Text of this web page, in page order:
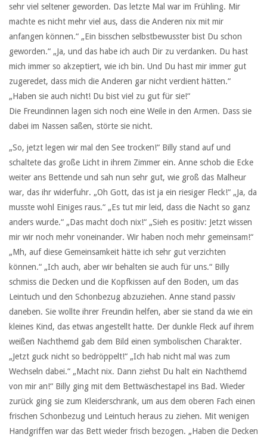
sehr viel seltener geworden. Das letzte Mal war im Frühling. Mir
machte es nicht mehr viel aus, dass die Anderen nix mit mir
anfangen können.“ „Ein bisschen selbstbewusster bist Du schon
geworden.“ „Ja, und das habe ich auch Dir zu verdanken. Du hast
mich immer so akzeptiert, wie ich bin. Und Du hast mir immer gut
zugeredet, dass mich die Anderen gar nicht verdient hätten.“
„Haben sie auch nicht! Du bist viel zu gut für sie!“
Die Freundinnen lagen sich noch eine Weile in den Armen. Dass sie
dabei im Nassen saßen, störte sie nicht.
„So, jetzt legen wir mal den See trocken!“ Billy stand auf und
schaltete das große Licht in ihrem Zimmer ein. Anne schob die Ecke
weiter ans Bettende und sah nun sehr gut, wie groß das Malheur
war, das ihr widerfuhr. „Oh Gott, das ist ja ein riesiger Fleck!“ „Ja, da
musste wohl Einiges raus.“ „Es tut mir leid, dass die Nacht so ganz
anders wurde.“ „Das macht doch nix!“ „Sieh es positiv: Jetzt wissen
mir wir noch mehr voneinander. Wir haben noch mehr gemeinsam!“
„Mh, auf diese Gemeinsamkeit hätte ich sehr gut verzichten
können.“ „Ich auch, aber wir behalten sie auch für uns.“ Billy
schmiss die Decken und die Kopfkissen auf den Boden, um das
Leintuch und den Schonbezug abzuziehen. Anne stand passiv
daneben. Sie wollte ihrer Freundin helfen, aber sie stand da wie ein
kleines Kind, das etwas angestellt hatte. Der dunkle Fleck auf ihrem
weißen Nachthemd gab dem Bild einen symbolischen Charakter.
„Jetzt guck nicht so bedröppelt!“ „Ich hab nicht mal was zum
Wechseln dabei.“ „Macht nix. Dann ziehst Du halt ein Nachthemd
von mir an!“ Billy ging mit dem Bettwäschestapel ins Bad. Wieder
zurück ging sie zum Kleiderschrank, um aus dem oberen Fach einen
frischen Schonbezug und Leintuch heraus zu ziehen. Mit wenigen
Handgriffen war das Bett wieder frisch bezogen. „Haben die Decken